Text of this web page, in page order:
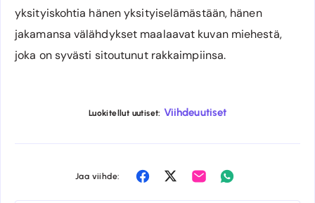
yksityiskohtia hänen yksityiselämästään, hänen
jakamansa välähdykset maalaavat kuvan miehestä,
joka on syvästi sitoutunut rakkaimpiinsa.
Luokitellut uutiset: Viihdeuutiset
Jaa viihde:
Share Share Share